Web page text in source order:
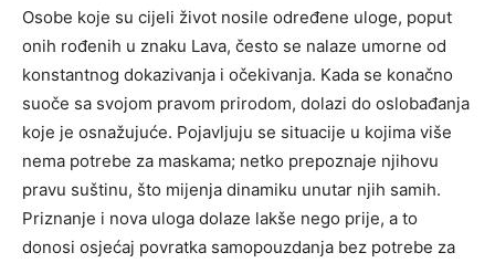
Osobe koje su cijeli život nosile određene uloge, poput
onih rođenih u znaku Lava, često se nalaze umorne od
konstantnog dokazivanja i očekivanja. Kada se konačno
suoče sa svojom pravom prirodom, dolazi do oslobađanja
koje je osnažujuće. Pojavljuju se situacije u kojima više
nema potrebe za maskama; netko prepoznaje njihovu
pravu suštinu, što mijenja dinamiku unutar njih samih.
Priznanje i nova uloga dolaze lakše nego prije, a to
donosi osjećaj povratka samopouzdanja bez potrebe za